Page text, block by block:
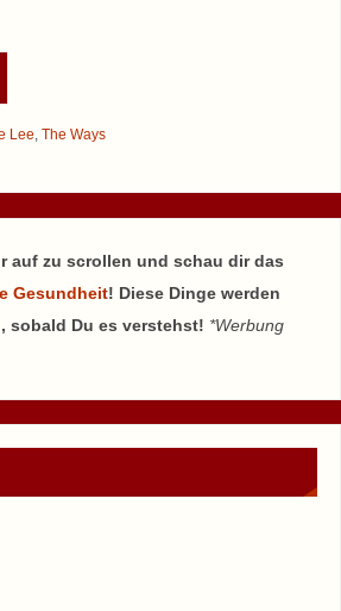
Lee, The Ways
auf zu scrollen und schau dir das
Gesundheit! Diese Dinge werden
sobald Du es verstehst! *Werbung